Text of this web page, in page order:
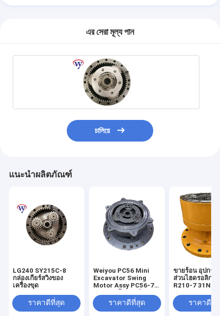
এর সেরা মূল্য পান
চালিয়ে
แนะนำผลิตภัณฑ์
LG240 SY215C-8
กล่องเกียร์สวิงของ
เครื่องขุด
ราคาดีที่สุด
Weiyou PC56 Mini
Excavator Swing
Motor Assy PC56-7
หมุนหมุน 22H-60-
13201 กล่องเกียร์หมุน
ราคาดีที่สุด
ขายร้อน อุปกรณ์
ส่วนไฮดรอลิก
R210-7 31N6-
Reduction
ราคาดีที่